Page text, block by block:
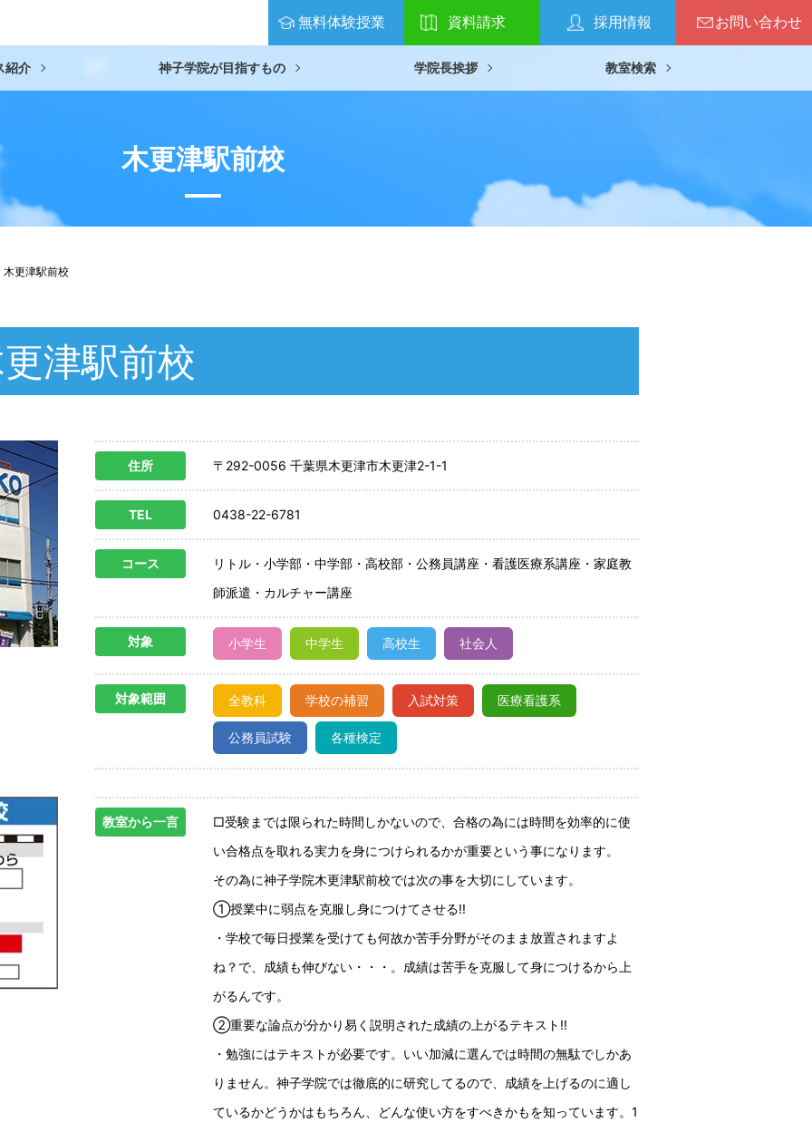
無料体験授業 資料請求 採用情報 お問い合わせ
紹介 神子学院が目指すもの 学院長挨拶 教室検索
木更津駅前校
木更津駅前校
津駅前校
住所 〒292-0056 千葉県木更津市木更津2-1-1
TEL 0438-22-6781
コース
リトル・小学部・中学部・高校部・公務員講座・看護医療系講座・家庭教
師派遣・カルチャー講座
対象 小学生 中学生 高校生 社会人
対象範囲 全教科 学校の補習 入試対策 医療看護系
公務員試験 各種検定
教室から一言
□受験までは限られた時間しかないので、合格の為には時間を効率的に使
い合格点を取れる実力を身につけられるかが重要という事になります。
その為に神子学院木更津駅前校では次の事を大切にしています。
①授業中に弱点を克服し身につけてさせる!!
・学校で毎日授業を受けても何故か苦手分野がそのまま放置されますよ
ね？で、成績も伸びない・・・。成績は苦手を克服して身につけるから上
がるんです。
②重要な論点が分かり易く説明された成績の上がるテキスト!!
・勉強にはテキストが必要です。いい加減に選んでは時間の無駄でしかあ
りません。神子学院では徹底的に研究してるので、成績を上げるのに適し
ているかどうかはもちろん、どんな使い方をすべきかもを知っています。1